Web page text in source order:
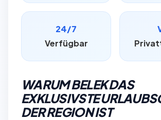
24/7
Verfügbar
WARUM BELEK DAS
EXKLUSIVSTE
DER REGION IST